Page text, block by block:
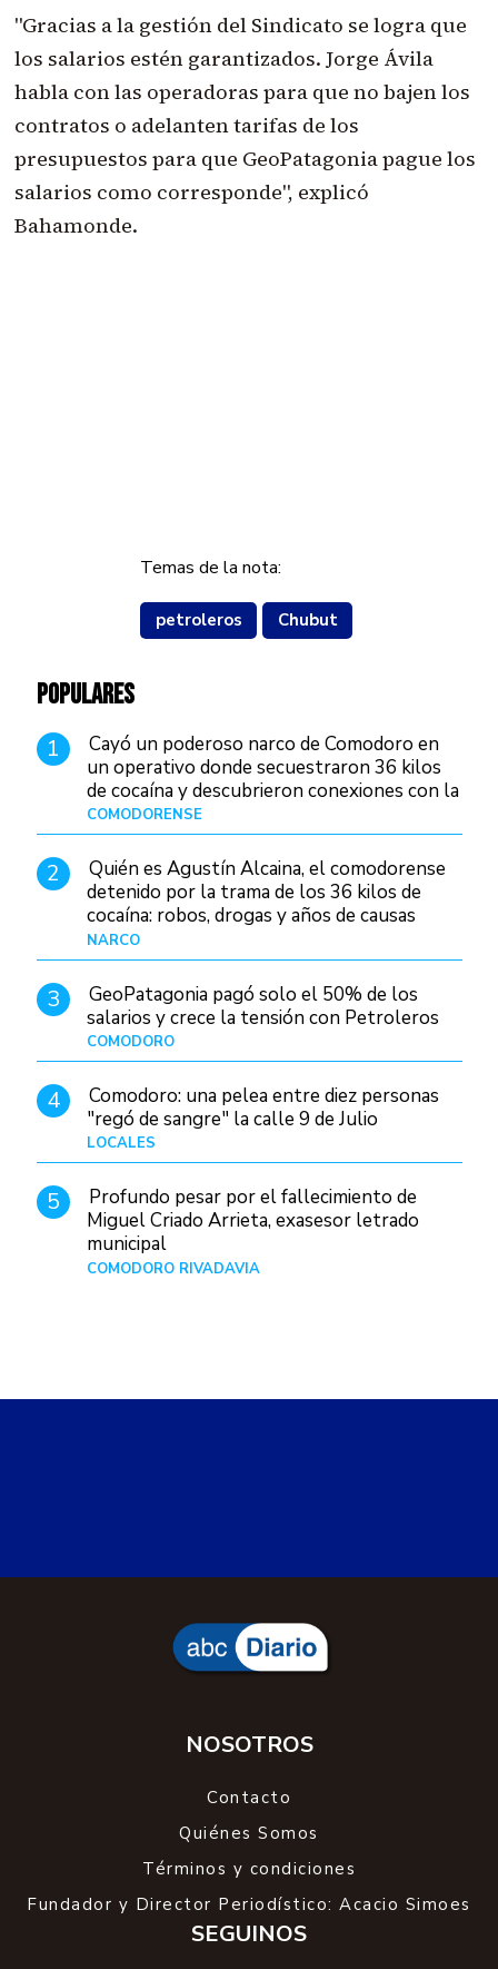
"Gracias a la gestión del Sindicato se logra que
los salarios estén garantizados. Jorge Ávila
habla con las operadoras para que no bajen los
contratos o adelanten tarifas de los
presupuestos para que GeoPatagonia pague los
salarios como corresponde", explicó
Bahamonde.
Temas de la nota:
petroleros Chubut
POPULARES
1
Cayó un poderoso narco de Comodoro en
un operativo donde secuestraron 36 kilos
de cocaína y descubrieron conexiones con la
Patagonia
COMODORENSE
2
Quién es Agustín Alcaina, el comodorense
detenido por la trama de los 36 kilos de
cocaína: robos, drogas y años de causas
judiciales
NARCO
3
GeoPatagonia pagó solo el 50% de los
salarios y crece la tensión con Petroleros
COMODORO
4
Comodoro: una pelea entre diez personas
"regó de sangre" la calle 9 de Julio
LOCALES
5
Profundo pesar por el fallecimiento de
Miguel Criado Arrieta, exasesor letrado
municipal
COMODORO RIVADAVIA
NOSOTROS
Contacto
Quiénes Somos
Términos y condiciones
Fundador y Director Periodístico: Acacio Simoes
SEGUINOS